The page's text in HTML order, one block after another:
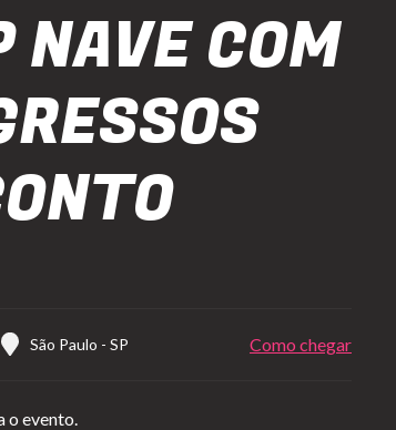
NAVE COM
São Paulo - SP Como chegar
o evento.